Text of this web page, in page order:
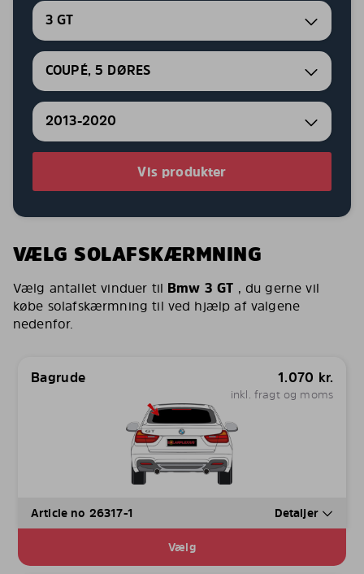
3 GT
COUPÉ, 5 DØRES
2013-2020
Vis produkter
VÆLG SOLAFSKÆRMNING
Vælg antallet vinduer til Bmw 3 GT , du gerne vil
købe solafskærmning til ved hjælp af valgene
nedenfor.
Bagrude 1.070 kr.
inkl. fragt og moms
Article no 26317-1 Detaljer
Vælg